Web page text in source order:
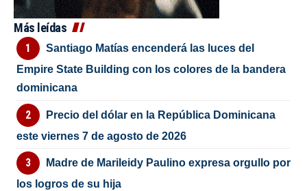
Más leídas
Santiago Matías encenderá las luces del
Empire State Building con los colores de la bandera
dominicana
Precio del dólar en la República Dominicana
este viernes 7 de agosto de 2026
Madre de Marileidy Paulino expresa orgullo por
los logros de su hija